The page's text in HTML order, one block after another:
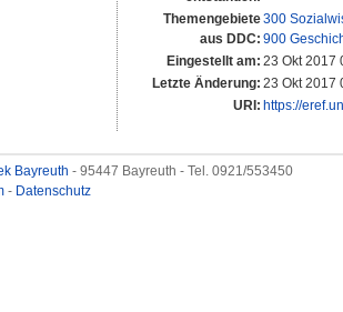
Themengebiete
aus DDC:
300
900
Eingestellt am: 23 Okt 2017
Letzte Änderung: 23 Okt 2017
URI: https://
Bayreuth - 95447 Bayreuth - Tel. 0921/553450
- Datenschutz